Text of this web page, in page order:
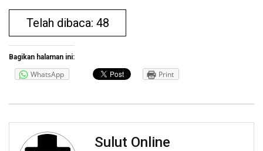
Telah dibaca: 48
Bagikan halaman ini:
WhatsApp Print
Sulut Online